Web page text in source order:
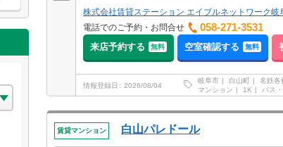
株式会社賃貸ステーション エイブルネットワーク岐
電話でのご予約・お問合せ
058-271-3531
来店予約する 無料 空室確認する 無料
情報登録日 2026/08/04
岐阜市 白山町 名鉄各
マンション
1K バス
賃貸マンション 白山パレドール